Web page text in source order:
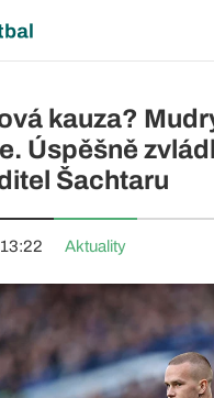
kauza?
Úspěšně
Šachtaru
Aktuality